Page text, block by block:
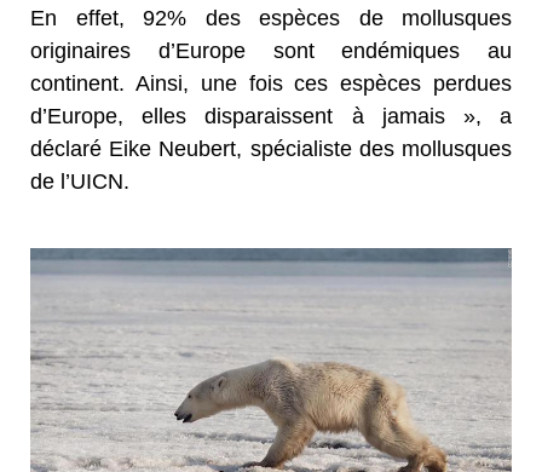
En effet, 92% des espèces de mollusques
originaires d’Europe sont endémiques au
continent. Ainsi, une fois ces espèces perdues
d’Europe, elles disparaissent à jamais », a
déclaré Eike Neubert, spécialiste des mollusques
de l’UICN.